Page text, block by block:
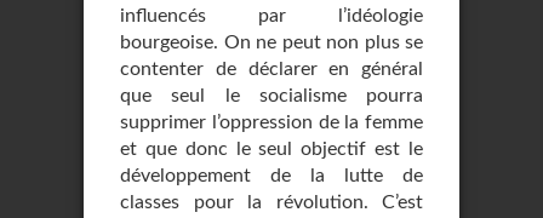
influencés par l’idéologie
bourgeoise. On ne peut non plus se
contenter de déclarer en général
que seul le socialisme pourra
supprimer l’oppression de la femme
et que donc le seul objectif est le
développement de la lutte de
classes pour la révolution. C’est